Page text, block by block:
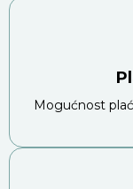
Mogućnost